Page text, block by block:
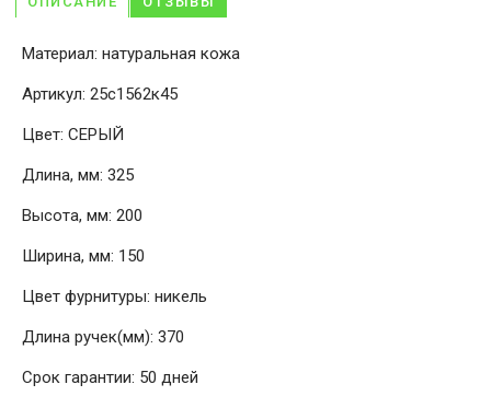
Материал: натуральная кожа
Артикул: 25с1562к45
Цвет: СЕРЫЙ
Длина, мм: 325
Высота, мм: 200
Ширина, мм: 150
Цвет фурнитуры: никель
Длина ручек(мм): 370
Срок гарантии: 50 дней